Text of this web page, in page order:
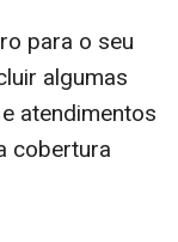
para o seu
algumas
atendimentos
cobertura